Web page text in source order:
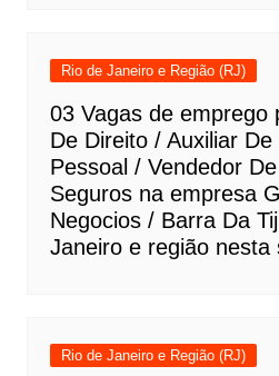
Rio de Janeiro e Região (RJ)
03 Vagas de emprego
De Direito / Auxiliar
Pessoal / Vendedor
Seguros na empresa
Negocios / Barra Da
Janeiro e região nesta
Rio de Janeiro e Região (RJ)